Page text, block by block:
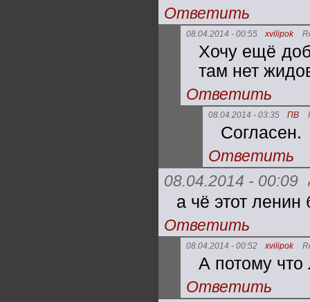
Ответить
08.04.2014 - 00:55 xvilipok
Хочу ещё
там нет
Ответить
08.04.2014 - 03:35 ПВ
Согласен.
Ответить
08.04.2014 - 00:09
а чё этот ленин
Ответить
08.04.2014 - 00:52 xvilipok
А потому
Ответить